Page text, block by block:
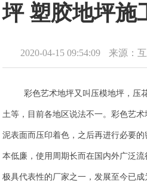
坪 塑胶地坪施
2020-04-15 09:54:09 来源：
彩色艺术地坪又叫压模地坪，压
土等，目前各地区说法不一。彩色艺
泥表面而压印着色，之后再进行必要
本低廉，使用周期长而在国内外广泛
极具代表性的厂家之一，发展至今已